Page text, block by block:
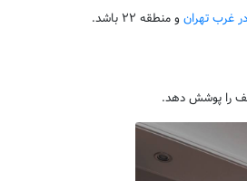
غرب تهرانو منطقه 22 باشد.
را پوشش دهد.